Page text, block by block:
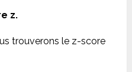
z.
trouverons le z-score